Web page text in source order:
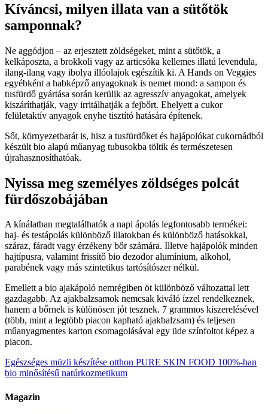
Kíváncsi, milyen illata van a sütőtök
samponnak?
Ne aggódjon – az erjesztett zöldségeket, mint a sütőtök, a
kelkáposzta, a brokkoli vagy az articsóka kellemes illatú levendula,
ilang-ilang vagy ibolya illóolajok egészítik ki. A Hands on Veggies
egyébként a habképző anyagoknak is nemet mond: a sampon és
tusfürdő gyártása során kerülik az agresszív anyagokat, amelyek
kiszáríthatják, vagy irritálhatják a fejbőrt. Ehelyett a cukor
felületaktív anyagok enyhe tisztító hatására építenek.
Sőt, környezetbarát is, hisz a tusfürdőket és hajápolókat cukornádból
készült bio alapú műanyag tubusokba töltik és természetesen
újrahasznosíthatóak.
Nyissa meg személyes zöldséges polcát
fürdőszobájában
A kínálatban megtalálhatók a napi ápolás legfontosabb termékei:
haj- és testápolás különböző illatokban és különböző hatásokkal,
száraz, fáradt vagy érzékeny bőr számára. Illetve hajápolók minden
hajtípusra, valamint frissítő bio dezodor alumínium, alkohol,
parabének vagy más szintetikus tartósítószer nélkül.
Emellett a bio ajakápoló nemrégiben öt különböző változattal lett
gazdagabb. Az ajakbalzsamok nemcsak kiváló ízzel rendelkeznek,
hanem a bőrnek is különösen jót tesznek. 7 grammos kiszerelésével
(több, mint a legtöbb piacon kapható ajakbalzsam) és teljesen
műanyagmentes karton csomagolásával egy üde színfoltot képez a
piacon.
Egészséges müzli készítése otthon PURE SKIN FOOD 100%-ban
bio minősítésű natúrkozmetikum
Magazin